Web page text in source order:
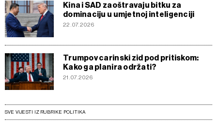
Kina i SAD zaoštravaju bitku za
dominaciju u umjetnoj inteligenciji
22.07.2026
Trumpov carinski zid pod pritiskom:
Kako ga planira održati?
21.07.2026
SVE VIJESTI IZ RUBRIKE POLITIKA